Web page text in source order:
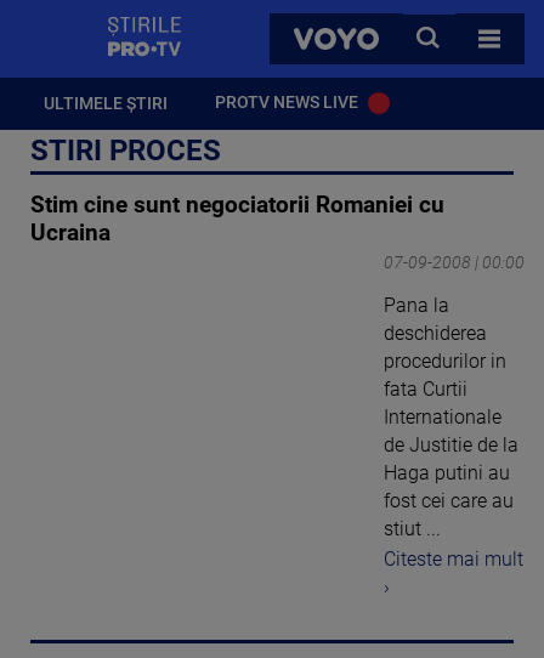
VOYO
CAUTA
TOATE
ULTIMELE ȘTIRI PROTV NEWS LIVE
STIRI PROCES
Stim cine sunt negociatorii Romaniei cu
Ucraina
07-09-2008 | 00:00
Pana la
deschiderea
procedurilor in
fata Curtii
Internationale
de Justitie de la
Haga putini au
fost cei care au
stiut ...
Citeste mai mult
›